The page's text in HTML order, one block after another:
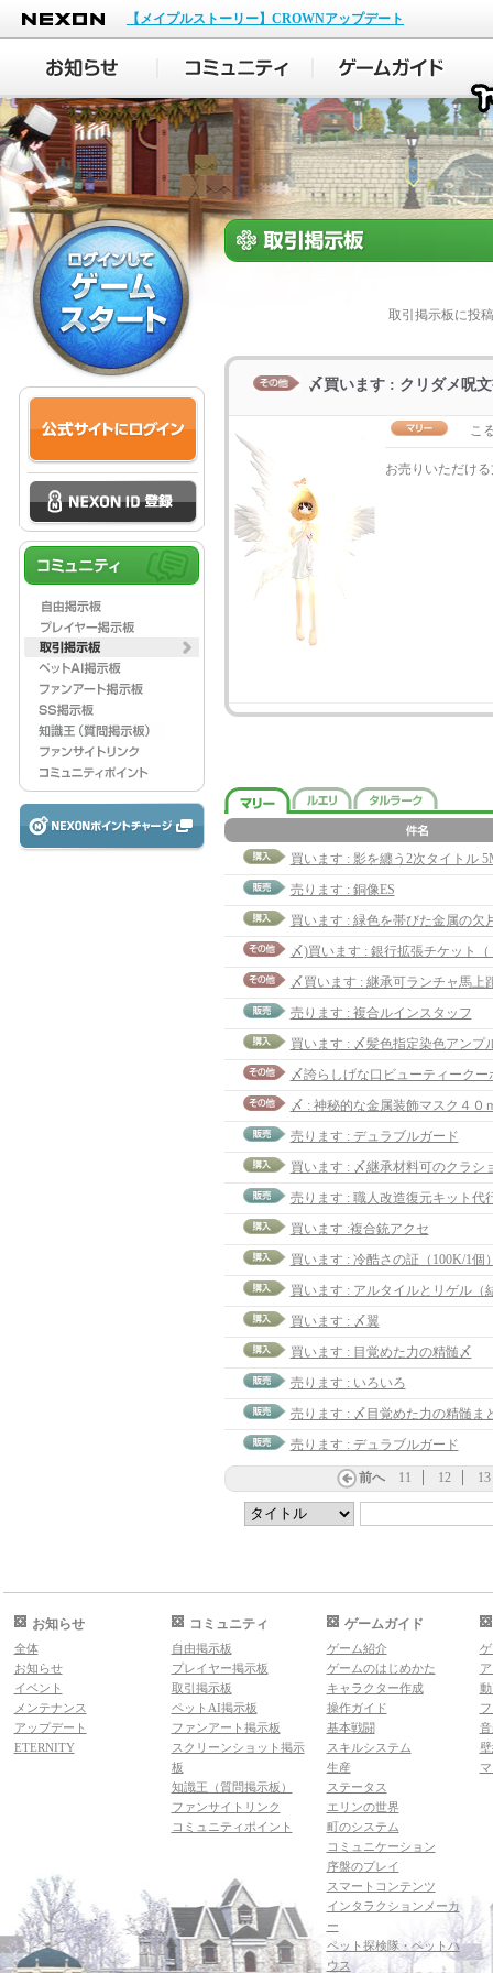
NEXON
【メイプルストーリー】CROWNアップデート
取引掲示板に投
〆買います : クリダメ呪
こ
お売りいただけ
買います : 影を纏う2次タイトル
売ります : 銅像ES
買います : 緑色を帯びた金属の欠
〆買います : 継承可ランチャ馬上
売ります : 複合ルインスタッフ
買います : 〆髪色指定染色アンプ
〆誇らしげな口ビューティークー
〆 : 神秘的な金属装飾マスク４０
売ります : デュラブルガード
買います : 〆継承材料可のクラシ
売ります : 職人改造復元キット代
買います :複合銃アクセ
買います : 冷酷さの証（100K/1個
買います : 〆翼
買います : 目覚めた力の精髄〆
売ります : いろいろ
売ります : デュラブルガード
前へ 11 12 13
お知らせ
全体
お知らせ
イベント
メンテナンス
アップデート
ETERNITY
コミュニティ
自由掲示板
プレイヤー掲示板
取引掲示板
ペットAI掲示板
ファンアート掲示板
スクリーンショット掲示
板
知識王（質問掲示板）
ファンサイトリンク
コミュニティポイント
ゲームガイド
ゲーム紹介
ゲームのはじめかた
キャラクター作成
操作ガイド
基本戦闘
スキルシステム
生産
ステータス
エリンの世界
町のシステム
コミュニケーション
序盤のプレイ
スマートコンテンツ
インタラクションメーカ
ー
ペット探検隊・ペットハ
ウス